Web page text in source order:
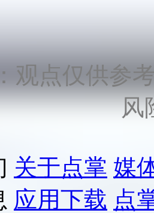
观点仅供参
风
关于点掌 媒
应用下载 点